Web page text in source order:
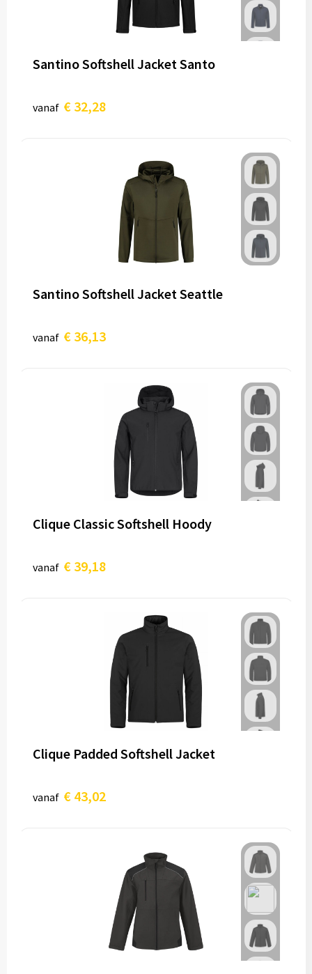
Santino Softshell Jacket Santo
vanaf € 32,28
Santino Softshell Jacket Seattle
vanaf € 36,13
Clique Classic Softshell Hoody
vanaf € 39,18
Clique Padded Softshell Jacket
vanaf € 43,02